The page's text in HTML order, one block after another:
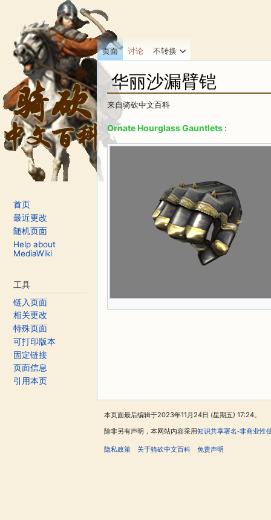
华丽沙漏臂铠
来自骑砍中文百科
跳转至：
Ornate Hourglass Gauntlets :
页面 讨论 不转换
首页
最近更改
随机页面
Help about
MediaWiki
工具
链入页面
相关更改
特殊页面
可打印版本
固定链接
页面信息
引用本页
本页面最后编辑于2023年11月24日 (星期五) 17:24。
除非另有声明，本网站内容采用知识共享署名-非商业性
隐私政策 关于骑砍中文百科 免责声明